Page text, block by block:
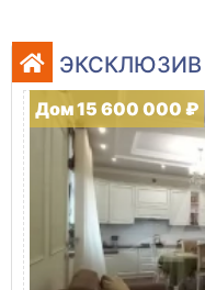
ЭКСКЛЮЗИВ
Дом 15 600 000 ₽